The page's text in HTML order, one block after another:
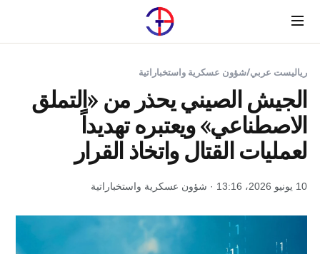
Menu
رياليست عربي/شؤون عسكرية واستخباراتية
الجيش الصيني يحذر من «التملق
الاصطناعي» ويعتبره تهديداً
لعمليات القتال واتخاذ القرار
10 يونيو 2026، 13:16 · شؤون عسكرية واستخباراتية